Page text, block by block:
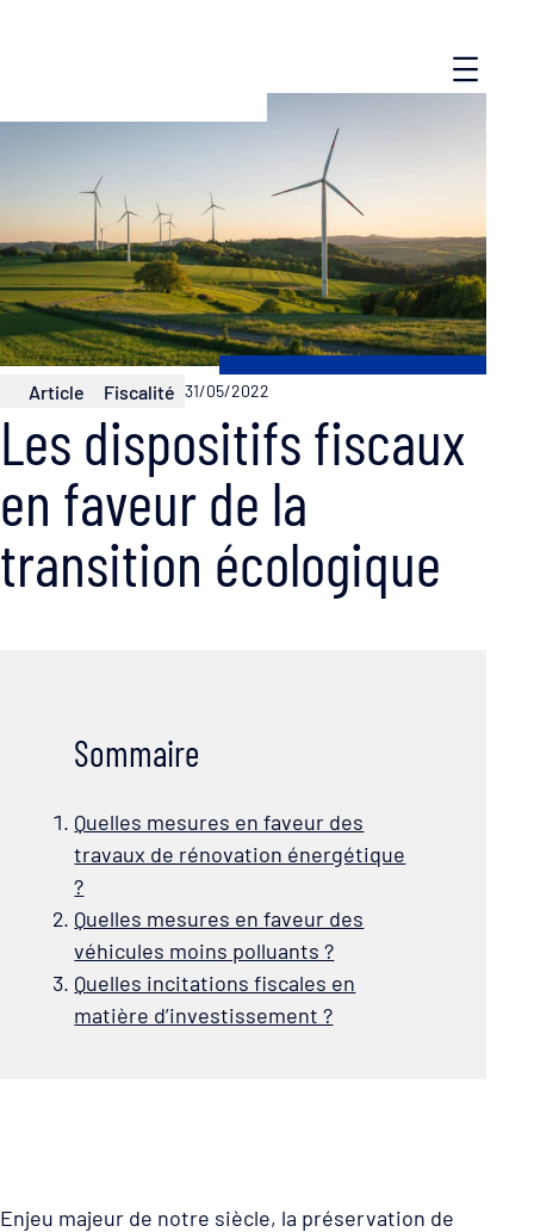
Article Fiscalité 31/05/2022
Les dispositifs fiscaux
en faveur de la
transition écologique
Sommaire
Quelles mesures en faveur des
travaux de rénovation énergétique
?
Quelles mesures en faveur des
véhicules moins polluants ?
Quelles incitations fiscales en
matière d’investissement ?
Enjeu majeur de notre siècle, la préservation de